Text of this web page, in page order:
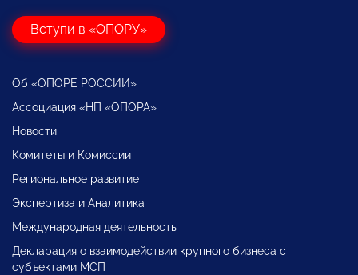
Вступи в «ОПОРУ»
Об «ОПОРЕ РОССИИ»
Ассоциация «НП «ОПОРА»
Новости
Комитеты и Комиссии
Региональное развитие
Экспертиза и Аналитика
Международная деятельность
Декларация о взаимодействии крупного бизнеса с
субъектами МСП